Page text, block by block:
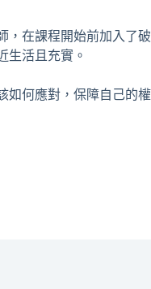
，在課程開始前加入了破
生活且充實。
如何應對，保障自己的權